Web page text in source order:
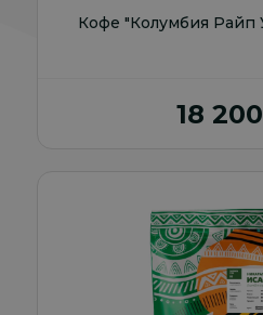
Кофе "Колумбия Райп
18